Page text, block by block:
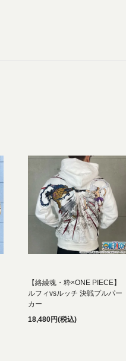
【絡繰魂・粋×ONE PIECE】
ルフィvsルッチ 決戦プルパー
カー
18,480円(税込)